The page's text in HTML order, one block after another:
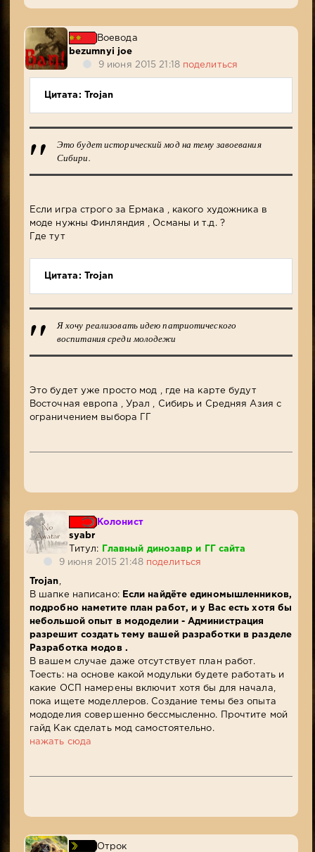
Воевода
bezumnyi joe
9 июня 2015 21:18 поделиться
Цитата: Trojan
Это будет исторический мод на тему завоевания
Сибири.
Если игра строго за Ермака , какого художника в
моде нужны Финляндия , Османы и т.д. ?
Где тут
Цитата: Trojan
Я хочу реализовать идею патриотического
воспитания среди молодежи
Это будет уже просто мод , где на карте будут
Восточная европа , Урал , Сибирь и Средняя Азия с
ограничением выбора ГГ
Колонист
syabr
Титул:
Главный динозавр и ГГ сайта
9 июня 2015 21:48 поделиться
Trojan
В шапке написано:
Если найдёте единомышленников,
подробно наметите план работ, и у Вас есть хотя бы
небольшой опыт в мододелии - Администрация
разрешит создать тему вашей разработки в разделе
Разработка модов .
В вашем случае даже отсутствует план работ.
Тоесть: на основе какой модульки будете работать и
какие ОСП намерены включит хотя бы для начала,
пока ищете моделлеров. Создание темы без опыта
мододелия совершенно бессмысленно. Прочтите мой
гайд Как сделать мод самостоятельно.
нажать сюда
Отрок